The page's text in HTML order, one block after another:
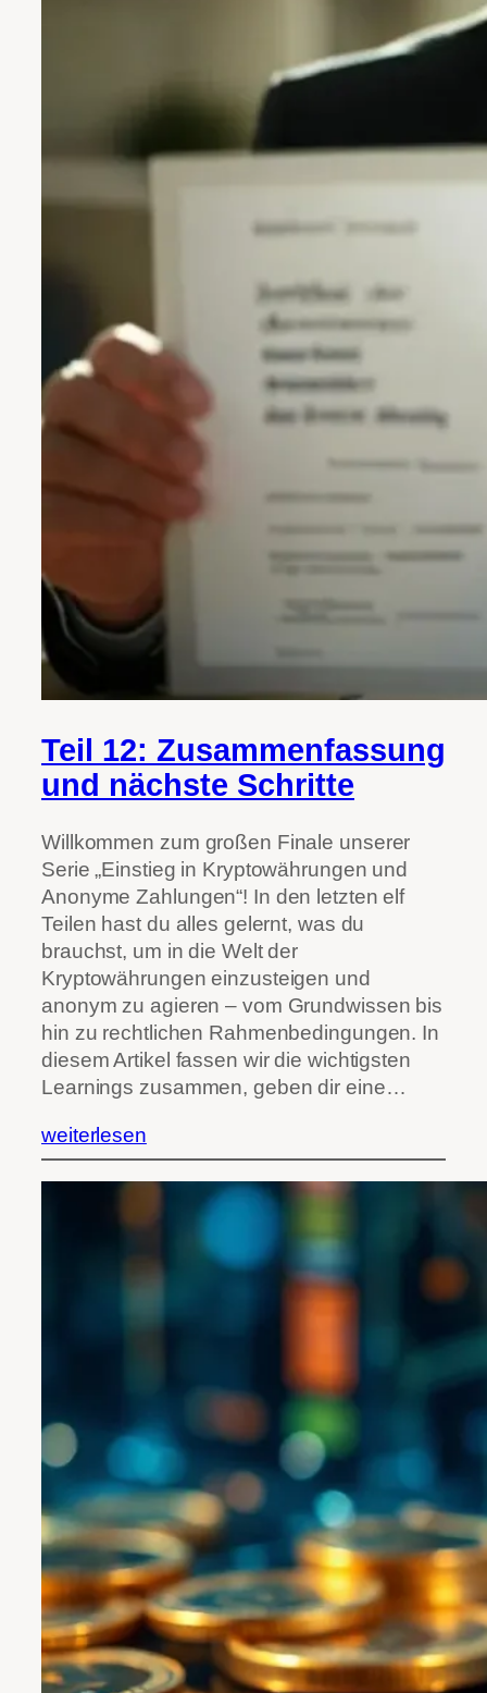
Teil 12: Zusammenfassung
und nächste Schritte
Willkommen zum großen Finale unserer
Serie „Einstieg in Kryptowährungen und
Anonyme Zahlungen“! In den letzten elf
Teilen hast du alles gelernt, was du
brauchst, um in die Welt der
Kryptowährungen einzusteigen und
anonym zu agieren – vom Grundwissen bis
hin zu rechtlichen Rahmenbedingungen. In
diesem Artikel fassen wir die wichtigsten
Learnings zusammen, geben dir eine…
weiterlesen